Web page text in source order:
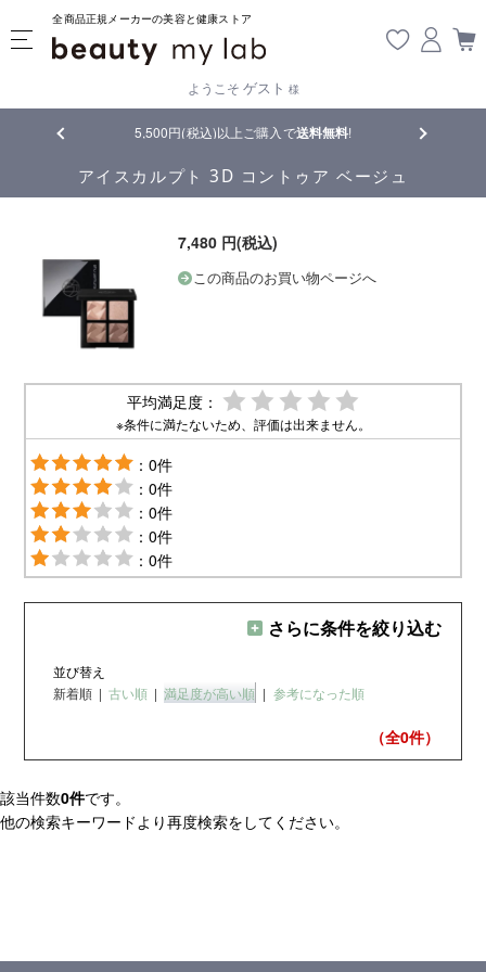
全商品正規メーカーの美容と健康ストア
ようこそ ゲスト 様
5,500円(税込)以上ご購入で送料無料! 【重要】
アイスカルプト 3D コントゥア ベージュ
7,480 円(税込)
この商品のお買い物ページへ
平均満足度：
※条件に満たないため、評価は出来ません。
：0件
：0件
：0件
：0件
：0件
さらに条件を絞り込む
並び替え
新着順 | 古い順 | 満足度が高い順 | 参考になった順
（全0件）
該当件数0件です。
他の検索キーワードより再度検索をしてください。